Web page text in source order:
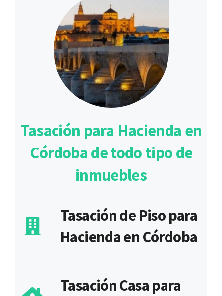
Tasación para Hacienda en
Córdoba de todo tipo de
inmuebles
Tasación de Piso para
Hacienda en Córdoba
Tasación Casa para